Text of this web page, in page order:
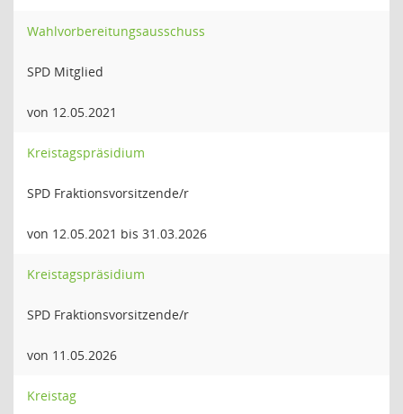
Wahlvorbereitungsausschuss
SPD Mitglied
von 12.05.2021
Kreistagspräsidium
SPD Fraktionsvorsitzende/r
von 12.05.2021 bis 31.03.2026
Kreistagspräsidium
SPD Fraktionsvorsitzende/r
von 11.05.2026
Kreistag